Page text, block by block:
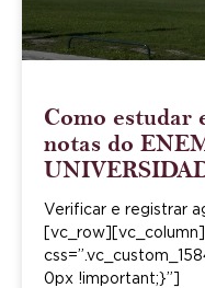
Como estudar
notas do
Verificar e registrar
0px !important;}”]